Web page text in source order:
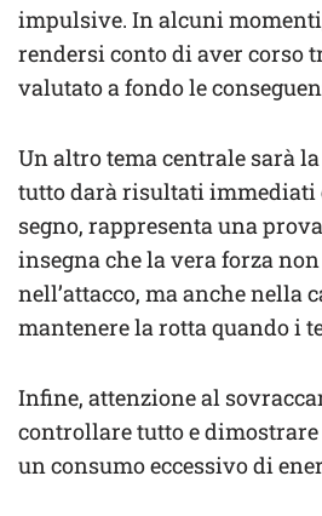
impulsive. In alcuni
rendersi conto di aver corso
valutato a fondo le
Un altro tema centrale sarà
tutto darà risultati immediati
segno, rappresenta una
insegna che la vera forza
nell’attacco, ma anche nella
mantenere la rotta quando i
Infine, attenzione al
controllare tutto e
un consumo eccessivo di